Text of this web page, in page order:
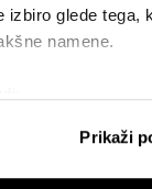
izbiro glede tega,
namene.
z aktivnim
Prikaži